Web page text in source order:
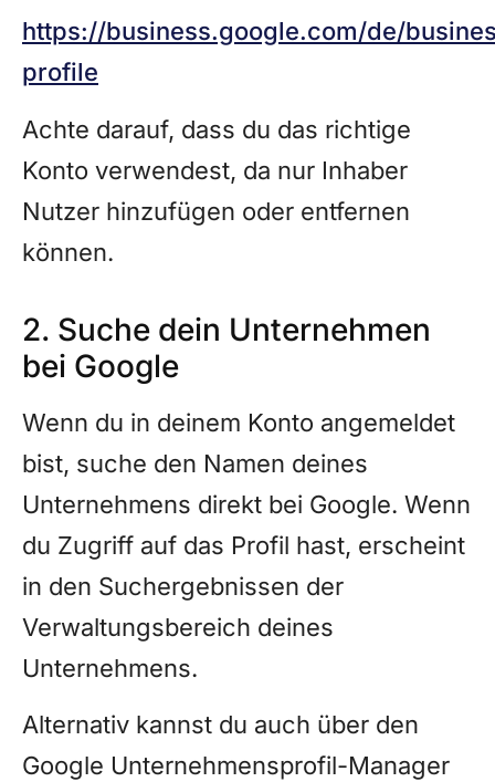
https://business.google.com/de/
profile
Achte darauf, dass du das richtige
Konto verwendest, da nur Inhaber
Nutzer hinzufügen oder entfernen
können.
2. Suche dein Unternehmen
bei Google
Wenn du in deinem Konto angemeldet
bist, suche den Namen deines
Unternehmens direkt bei Google. Wenn
du Zugriff auf das Profil hast, erscheint
in den Suchergebnissen der
Verwaltungsbereich deines
Unternehmens.
Alternativ kannst du auch über den
Google Unternehmensprofil-Manager